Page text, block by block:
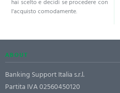
hai scelto e decidi se procedere con
l'acquisto comodamente.
ABOUT
Banking Support Italia s.r.l.
Partita IVA 02560450120